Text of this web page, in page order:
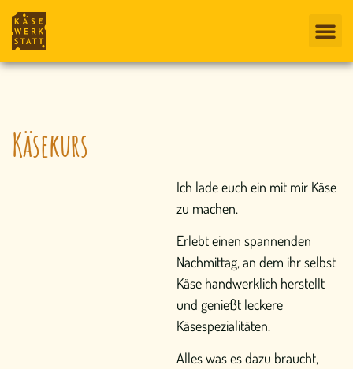
Käsekurs
Ich lade euch ein mit mir Käse
zu machen.
Erlebt einen spannenden
Nachmittag, an dem ihr selbst
Käse handwerklich herstellt
und genießt leckere
Käsespezialitäten.
Alles was es dazu braucht,